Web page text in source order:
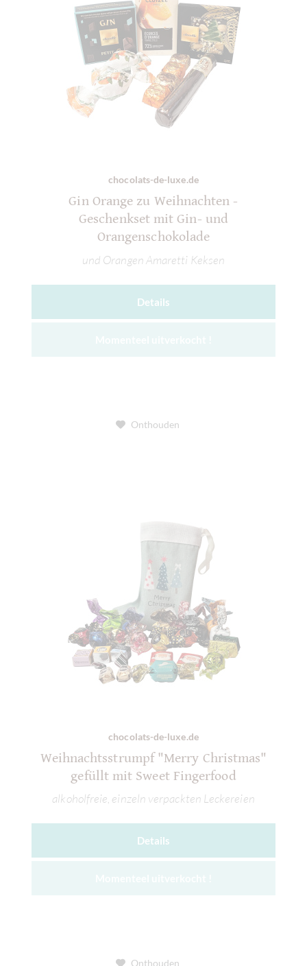
chocolats-de-luxe.de
Gin Orange zu Weihnachten -
Geschenkset mit Gin- und
Orangenschokolade
und Orangen Amaretti Keksen
Details
Onthouden
chocolats-de-luxe.de
Weihnachtsstrumpf "Merry Christmas"
gefüllt mit Sweet Fingerfood
alkoholfreie, einzeln verpackten Leckereien
Details
Onthouden